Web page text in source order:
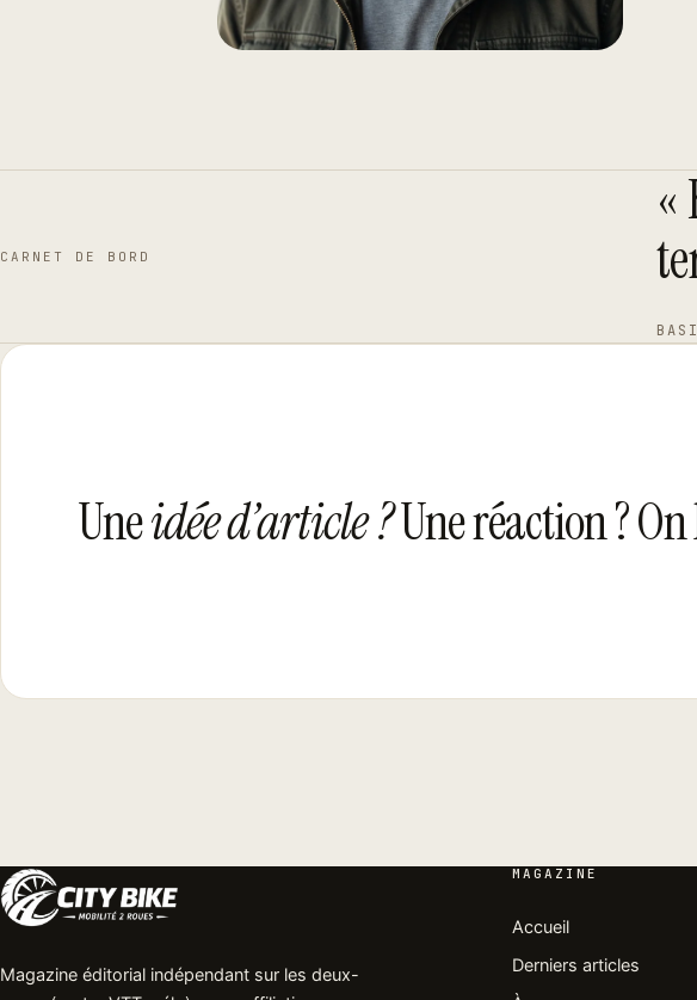
CARNET DE BORD
«
Uneidée d’article ?Une réaction ?
Magazine éditorial indépendant sur les deux-
MAGAZINE
Accueil
Derniers articles